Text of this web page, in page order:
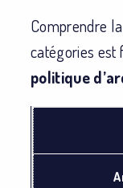
Comprendre
catégories est
politique